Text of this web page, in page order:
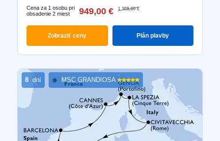
Cena za 1 osobu pri
obsadenie 2 miest
949,00 € 1 309,00 €
Zobraziť ceny Plán plavby
8dní MSC GRANDIOSA